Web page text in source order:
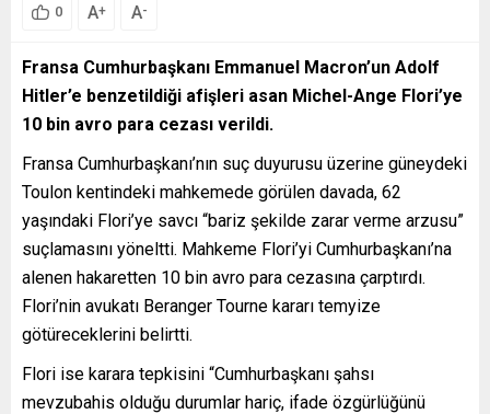
0 A+ A-
Fransa Cumhurbaşkanı Emmanuel Macron’un Adolf
Hitler’e benzetildiği afişleri asan Michel-Ange Flori’ye
10 bin avro para cezası verildi.
Fransa Cumhurbaşkanı’nın suç duyurusu üzerine güneydeki
Toulon kentindeki mahkemede görülen davada, 62
yaşındaki Flori’ye savcı “bariz şekilde zarar verme arzusu”
suçlamasını yöneltti. Mahkeme Flori’yi Cumhurbaşkanı’na
alenen hakaretten 10 bin avro para cezasına çarptırdı.
Flori’nin avukatı Beranger Tourne kararı temyize
götüreceklerini belirtti.
Flori ise karara tepkisini “Cumhurbaşkanı şahsı
mevzubahis olduğu durumlar hariç, ifade özgürlüğünü